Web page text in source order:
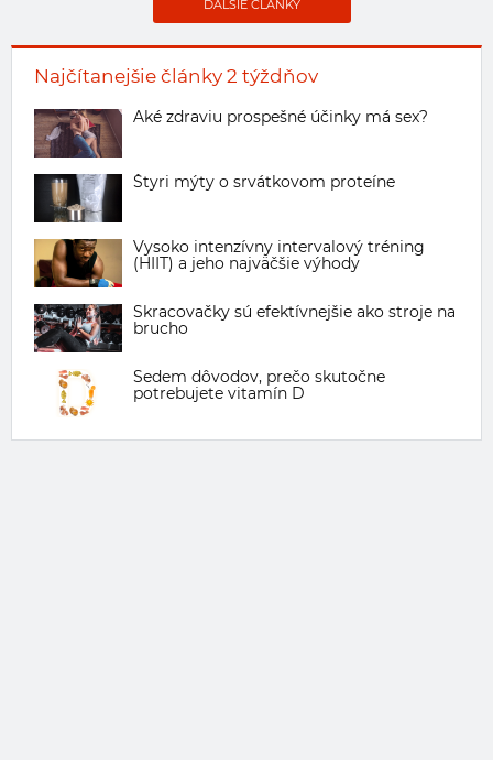
Najčítanejšie články 2 týždňov
Aké zdraviu prospešné účinky má sex?
Štyri mýty o srvátkovom proteíne
Vysoko intenzívny intervalový tréning
(HIIT) a jeho najväčšie výhody
Skracovačky sú efektívnejšie ako stroje na
brucho
Sedem dôvodov, prečo skutočne
potrebujete vitamín D
ĎALŠIE ČLÁNKY